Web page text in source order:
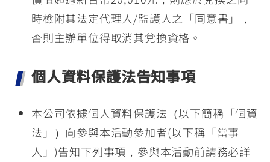
時檢附其法定代理人/監護人之「同意書」，
否則主辦單位得取消其兌換資格。
個人資料保護法告知事項
本公司依據個人資料保護法（以下簡稱「個資
法」）向參與本活動參加者(以下稱「當事
人」)告知下列事項，參與本活動前請務必詳